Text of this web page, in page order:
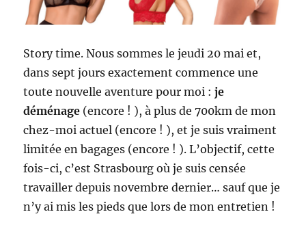
Story time. Nous sommes le jeudi 20 mai et,
dans sept jours exactement commence une
toute nouvelle aventure pour moi :je
déménage (encore ! ), à plus de 700km de mon
chez-moi actuel (encore ! ), et je suis vraiment
limitée en bagages (encore ! ). L’objectif, cette
fois-ci, c’est Strasbourg où je suis censée
travailler depuis novembre dernier… sauf que je
n’y ai mis les pieds que lors de mon entretien !